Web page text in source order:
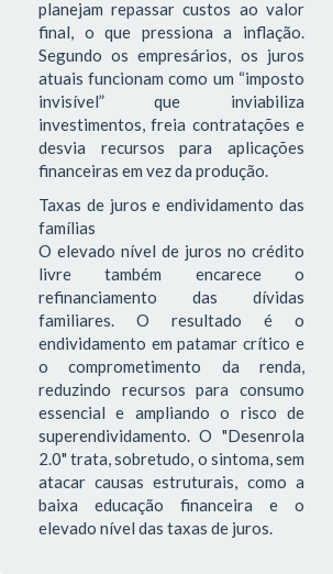
planejam repassar custos ao valor
final, o que pressiona a inflação.
Segundo os empresários, os juros
atuais funcionam como um “imposto
invisível” que inviabiliza
investimentos, freia contratações e
desvia recursos para aplicações
financeiras em vez da produção.
Taxas de juros e endividamento das
famílias
O elevado nível de juros no crédito
livre também encarece o
refinanciamento das dívidas
familiares. O resultado é o
endividamento em patamar crítico e
o comprometimento da renda,
reduzindo recursos para consumo
essencial e ampliando o risco de
superendividamento. O "Desenrola
2.0" trata, sobretudo, o sintoma, sem
atacar causas estruturais, como a
baixa educação financeira e o
elevado nível das taxas de juros.